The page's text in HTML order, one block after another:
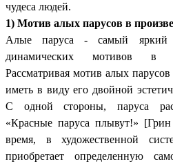
чудеса людей.
1) Мотив алых парусов в
Алые паруса - самый яркий
динамических мотивов в
Рассматривая мотив алых
иметь в виду его двойной
С одной стороны, паруса
«Красные паруса плывут!»
время, в художественной
приобретает определенную